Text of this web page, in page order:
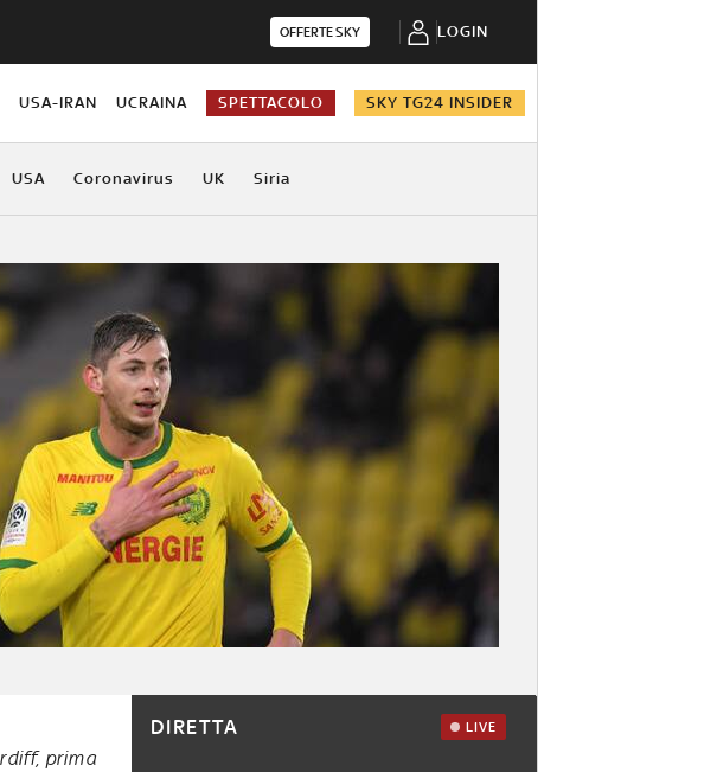
OFFERTE SKY LOGIN
USA-IRAN UCRAINA SPETTACOLO SKY TG24 INSIDER
USA Coronavirus UK Siria
prima
DIRETTA LIVE